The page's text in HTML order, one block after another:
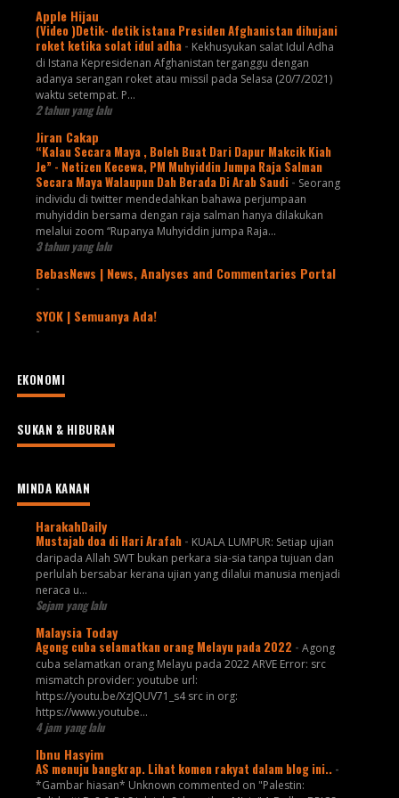
Apple Hijau
(Video )Detik- detik istana Presiden Afghanistan dihujani
roket ketika solat idul adha - Kekhusyukan salat Idul Adha
di Istana Kepresidenan Afghanistan terganggu dengan
adanya serangan roket atau missil pada Selasa (20/7/2021)
waktu setempat. P...
2 tahun yang lalu
Jiran Cakap
“Kalau Secara Maya , Boleh Buat Dari Dapur Makcik Kiah
Je” - Netizen Kecewa, PM Muhyiddin Jumpa Raja Salman
Secara Maya Walaupun Dah Berada Di Arab Saudi - Seorang
individu di twitter mendedahkan bahawa perjumpaan
muhyiddin bersama dengan raja salman hanya dilakukan
melalui zoom “Rupanya Muhyiddin jumpa Raja...
3 tahun yang lalu
BebasNews | News, Analyses and Commentaries Portal
-
SYOK | Semuanya Ada!
-
EKONOMI
SUKAN & HIBURAN
MINDA KANAN
HarakahDaily
Mustajab doa di Hari Arafah - KUALA LUMPUR: Setiap ujian
daripada Allah SWT bukan perkara sia-sia tanpa tujuan dan
perlulah bersabar kerana ujian yang dilalui manusia menjadi
neraca u...
Sejam yang lalu
Malaysia Today
Agong cuba selamatkan orang Melayu pada 2022 - Agong
cuba selamatkan orang Melayu pada 2022 ARVE Error: src
mismatch provider: youtube url:
https://youtu.be/XzJQUV71_s4 src in org:
https://www.youtube...
4 jam yang lalu
Ibnu Hasyim
AS menuju bangkrap. Lihat komen rakyat dalam blog ini.. -
*Gambar hiasan* Unknown commented on "Palestin: